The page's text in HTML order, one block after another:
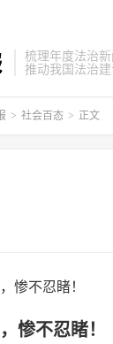
梳理年度法治新
推动我国法治
> 社会百态 > 正文
惨不忍睹！